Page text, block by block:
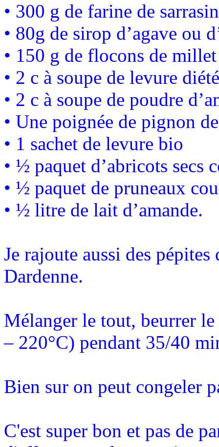
• 300 g de farine de
• 80g de sirop d’agave ou
• 150 g de flocons de millet
• 2 c à soupe de levure
• 2 c à soupe de poudre
• Une poignée de pignon
• 1 sachet de levure bio
• ½ paquet d’abricots secs
• ½ paquet de pruneaux
• ½ litre de lait d’amande.
Je rajoute aussi des
Dardenne.
Mélanger le tout, beurrer
– 220°C) pendant 35/40
Bien sur on peut congeler
C'est super bon et pas de